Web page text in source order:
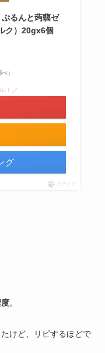
るんと蒟蒻ゼ
ク）20gx6個
）
！／
グ
ポチップ
。
けど、リピするほどで